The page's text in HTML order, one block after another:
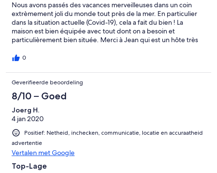
Nous avons passés des vacances merveilleuses dans un coin
extrèmement joli du monde tout près de la mer. En particulier
dans la situation actuelle (Covid-19), cela a fait du bien ! La
maison est bien équipée avec tout dont on a besoin et
particulièrement bien située. Merci à Jean qui est un hôte très
0
Geverifieerde beoordeling
8/10 – Goed
Joerg H.
4 jan 2020
Positief: Netheid, inchecken, communicatie, locatie en accuraatheid
advertentie
Vertalen met Google
Top-Lage